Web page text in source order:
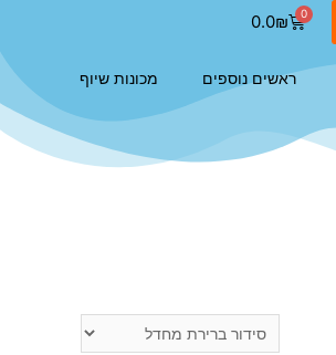
0.0₪
ראשים נוספים
מכונות שיוף